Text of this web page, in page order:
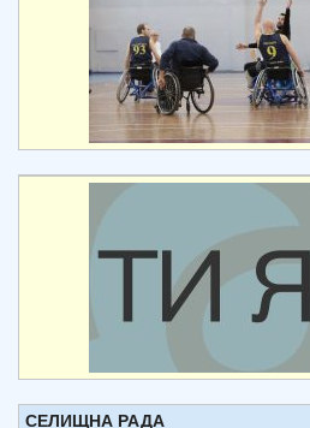
СЕЛИЩНА РАДА